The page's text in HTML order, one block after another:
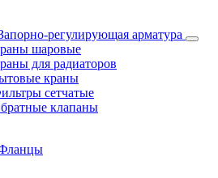
регулирующая арматура
шаровые
для радиаторов
краны
сетчатые
клапаны